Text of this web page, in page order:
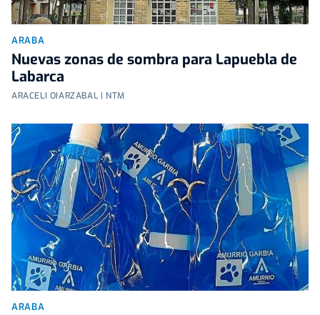
ARABA
Nuevas zonas de sombra para Lapuebla de
Labarca
ARACELI OIARZABAL | NTM
ARABA